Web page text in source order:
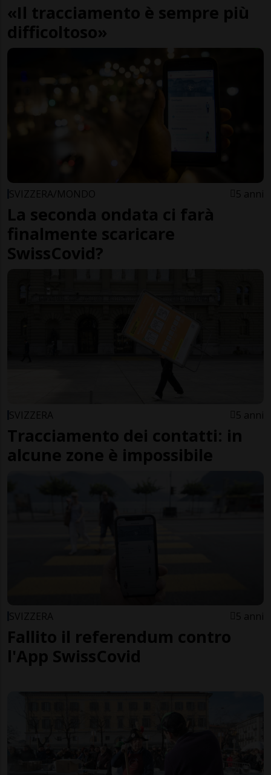
«Il tracciamento è sempre più
difficoltoso»
SVIZZERA/MONDO 5 anni
La seconda ondata ci farà
finalmente scaricare
SwissCovid?
SVIZZERA 5 anni
Tracciamento dei contatti: in
alcune zone è impossibile
SVIZZERA 5 anni
Fallito il referendum contro
l'App SwissCovid